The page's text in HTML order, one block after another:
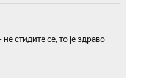
стидите се, то је здраво